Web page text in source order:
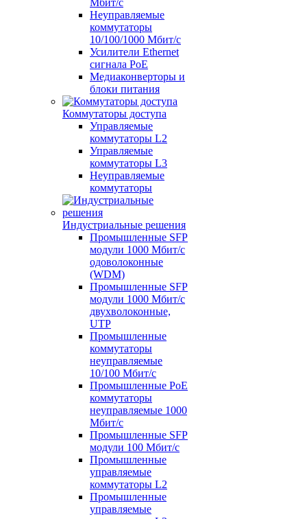
Мбит/с
Неуправляемые
коммутаторы
10/100/1000 Мбит/с
Усилители Ethernet
сигнала PoE
Медиаконверторы и
блоки питания
Коммутаторы доступа
Управляемые
коммутаторы L2
Управляемые
коммутаторы L3
Неуправляемые
коммутаторы
Индустриальные решения
Промышленные SFP
модули 1000 Мбит/c
одоволоконные
(WDM)
Промышленные SFP
модули 1000 Мбит/c
двухволоконные,
UTP
Промышленные
коммутаторы
неуправляемые
10/100 Мбит/с
Промышленные PoE
коммутаторы
неуправляемые 1000
Мбит/с
Промышленные SFP
модули 100 Мбит/c
Промышленные
управляемые
коммутаторы L2
Промышленные
управляемые